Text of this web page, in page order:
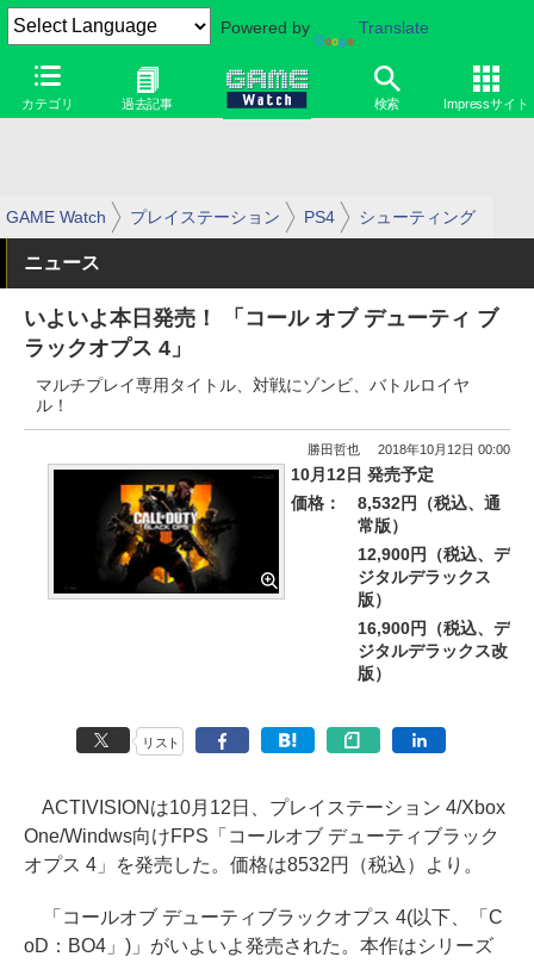
Powered by Translate
カテゴリ 過去記事 検索 Impressサイト
GAME Watch プレイステーション PS4 シューティング
ニュース
いよいよ本日発売！ 「コール オブ デューティ ブ
ラックオプス 4」
マルチプレイ専用タイトル、対戦にゾンビ、バトルロイヤ
ル！
勝田哲也 2018年10月12日 00:00
10月12日 発売予定
価格：
8,532円（税込、通
常版）
12,900円（税込、デ
ジタルデラックス
版）
16,900円（税込、デ
ジタルデラックス改
版）
リスト
ACTIVISIONは10月12日、プレイステーション 4/Xbox
One/Windws向けFPS「コールオブ デューティブラック
オプス 4」を発売した。価格は8532円（税込）より。
「コールオブ デューティブラックオプス 4(以下、「C
oD：BO4」)」がいよいよ発売された。本作はシリーズ